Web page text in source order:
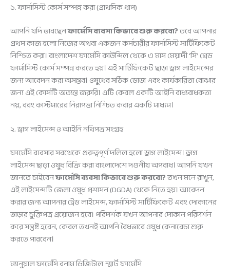
১. ফার্মাসিস্ট কোর্স সম্পন্ন করা (প্রাথমিক ধাপ)
আপনি যদি ভাবছেনফার্মেসি ব্যবসা কিভাবে শুরু করবো?তবে আপনার
প্রথম কাজ হলো নিজের অথবা একজন কর্মচারীর ফার্মাসিস্ট সার্টিফিকেট
নিশ্চিত করা। বাংলাদেশ ফার্মেসি কাউন্সিল থেকে ৩ মাস মেয়াদী ‘সি’ গ্রেড
ফার্মাসিস্ট কোর্স সম্পন্ন করতে হয়। এই সার্টিফিকেট ছাড়া ড্রাগ লাইসেন্সের
জন্য আবেদন করা অসম্ভব। ওষুধের সঠিক ডোজ এবং কার্যকারিতা বোঝার
জন্য এই কোর্সটি অত্যন্ত জরুরি। এটি কেবল একটি আইনি বাধ্যবাধকতা
নয়, বরং কাস্টমারের নিরাপত্তা নিশ্চিত করার একটি মাধ্যম।
২. ড্রাগ লাইসেন্স ও আইনি নথিপত্র সংগ্রহ
ফার্মেসি ব্যবসার সবথেকে গুরুত্বপূর্ণ দলিল হলো ড্রাগ লাইসেন্স। ড্রাগ
লাইসেন্স ছাড়া ওষুধ বিক্রি করা বাংলাদেশে দণ্ডনীয় অপরাধ। আপনি যখন
জানতে চাইবেনফার্মেসি ব্যবসা কিভাবে শুরু করবো?তখন মনে রাখুন,
এই লাইসেন্সটি জেলা ওষুধ প্রশাসন (DGDA) থেকে নিতে হয়। আবেদন
করার জন্য আপনার ট্রেড লাইসেন্স, ফার্মাসিস্ট সার্টিফিকেট এবং দোকানের
ভাড়ার চুক্তিপত্র প্রয়োজন হবে। পরিদর্শক যখন আপনার দোকান পরিদর্শন
করে সন্তুষ্ট হবেন, কেবল তখনই আপনি বৈধভাবে ওষুধ কেনাবেচা শুরু
করতে পারবেন।
ম্যানুয়াল ফার্মেসি বনাম ডিজিটাল স্মার্ট ফার্মেসি